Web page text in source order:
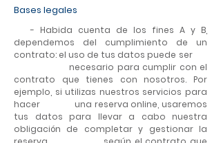
Bases legales
- Habida cuenta de los fines A y B,
dependemos del cumplimiento de un
contrato: el uso de tus datos puede ser
necesario para cumplir con el
contrato que tienes con nosotros. Por
ejemplo, si utilizas nuestros servicios para
hacer una reserva online, usaremos
tus datos para llevar a cabo nuestra
obligación de completar y gestionar la